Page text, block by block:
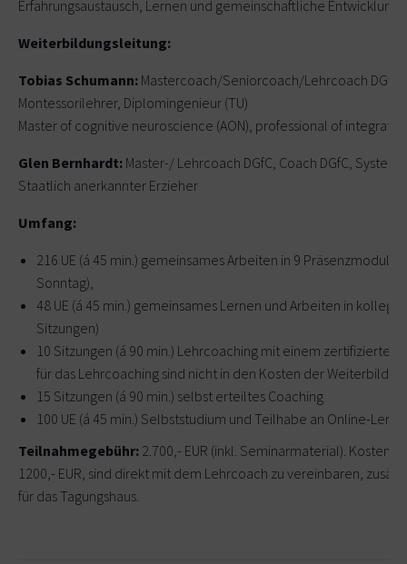
Erfahrungsaustausch, Lernen und gemeinschaftliche Entwicklung.
Weiterbildungsleitung:
Tobias Schumann: Mastercoach/Seniorcoach/Lehrcoach
Montessorilehrer, Diplomingenieur (TU)
Master of cognitive neuroscience (AON), professional of
Glen Bernhardt: Master-/ Lehrcoach DGfC, Coach DGfC,
Staatlich anerkannter Erzieher
Umfang:
216 UE (á 45 min.) gemeinsames Arbeiten in 9
Sonntag),
48 UE (á 45 min.) gemeinsames Lernen und Arbeiten in
Sitzungen)
10 Sitzungen (á 90 min.) Lehrcoaching mit einem zertifizierten
für das Lehrcoaching sind nicht in den Kosten der
15 Sitzungen (á 90 min.) selbst erteiltes Coaching
100 UE (á 45 min.) Selbststudium und Teilhabe an Online-
Teilnahmegebühr: 2.700,- EUR (inkl. Seminarmaterial). Kosten
1200,- EUR, sind direkt mit dem Lehrcoach zu vereinbaren,
für das Tagungshaus.